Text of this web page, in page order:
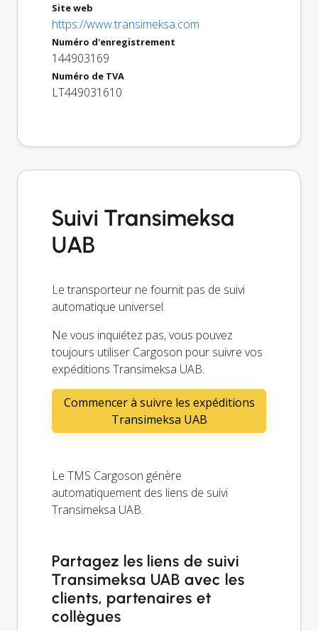
Site web
https://www.transimeksa.com
Numéro d'enregistrement
144903169
Numéro de TVA
LT449031610
Suivi Transimeksa
UAB
Le transporteur ne fournit pas de suivi
automatique universel.
Ne vous inquiétez pas, vous pouvez
toujours utiliser Cargoson pour suivre vos
expéditions Transimeksa UAB.
Commencer à suivre les expéditions
Transimeksa UAB
Le TMS Cargoson génère
automatiquement des liens de suivi
Transimeksa UAB.
Partagez les liens de suivi
Transimeksa UAB avec les
clients, partenaires et
collègues